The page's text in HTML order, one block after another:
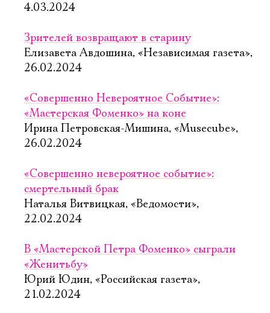
4.03.2024
Зрителей возвращают в старину
Елизавета Авдошина, «Независимая газета»,
26.02.2024
«Совершенно Невероятное Событие»:
«Мастерская Фоменко» на коне
Ирина Петровская-Мишина, «Musecube»,
26.02.2024
«Совершенно невероятное событие»:
смертельный брак
Наталья Витвицкая, «Ведомости»,
22.02.2024
В «Мастерской Петра Фоменко» сыграли
«Женитьбу»
Юрий Юдин, «Российская газета»,
21.02.2024